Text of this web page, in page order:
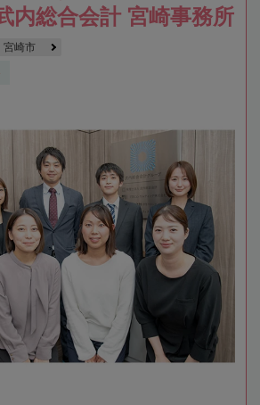
内総合会計 宮崎事務所
宮崎市